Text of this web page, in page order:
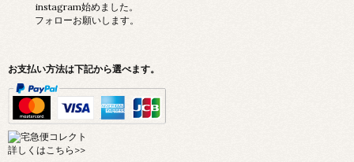
instagram始めました。
フォローお願いします。
お支払い方法は下記から選べます。
詳しくはこちら>>